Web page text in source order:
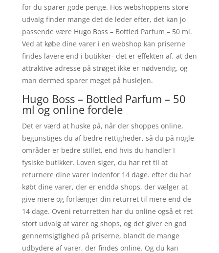
for du sparer gode penge. Hos webshoppens store
udvalg finder mange det de leder efter, det kan jo
passende være Hugo Boss – Bottled Parfum – 50 ml.
Ved at købe dine varer i en webshop kan priserne
findes lavere end i butikker- det er effekten af, at den
attraktive adresse på strøget ikke er nødvendig, og
man dermed sparer meget på huslejen.
Hugo Boss – Bottled Parfum – 50
ml og online fordele
Det er værd at huske på, når der shoppes online,
begunstiges du af bedre rettigheder, så du på nogle
områder er bedre stillet, end hvis du handler I
fysiske butikker. Loven siger, du har ret til at
returnere dine varer indenfor 14 dage. efter du har
købt dine varer, der er endda shops, der vælger at
give mere og forlænger din returret til mere end de
14 dage. Oveni returretten har du online også et ret
stort udvalg af varer og shops, og det giver en god
gennemsigtighed på priserne, blandt de mange
udbydere af varer, der findes online. Og du kan